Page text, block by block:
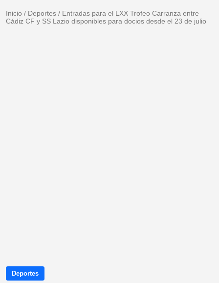
Inicio / Deportes / Entradas para el LXX Trofeo Carranza entre
Cádiz CF y SS Lazio disponibles para docios desde el 23 de julio
Deportes